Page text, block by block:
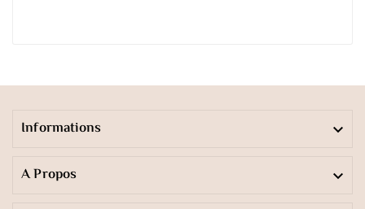
Informations 
A Propos 